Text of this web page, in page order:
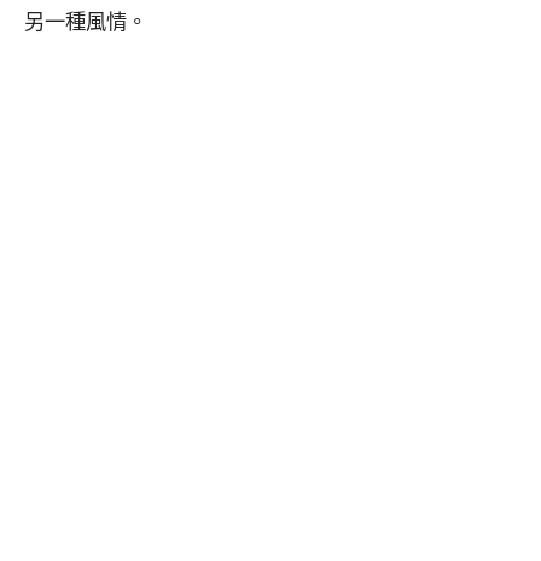
另一種風情。